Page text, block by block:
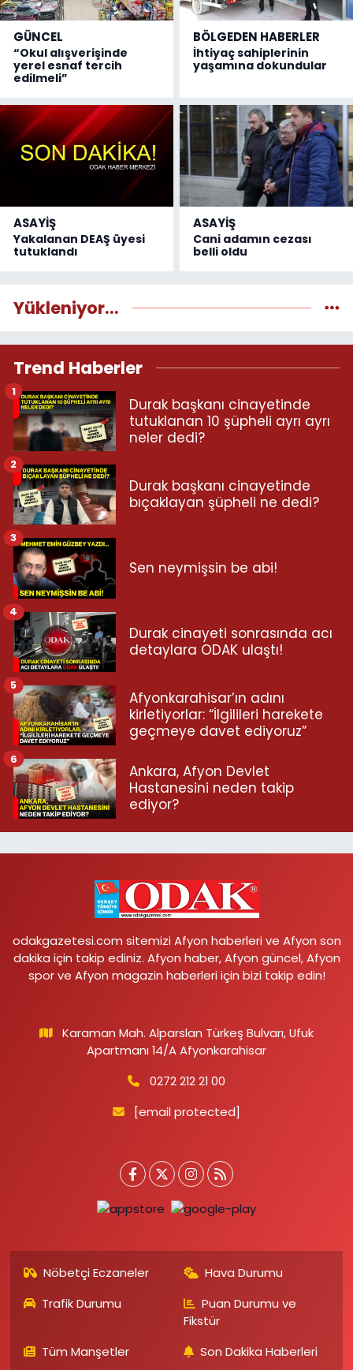
GÜNCEL
“Okul alışverişinde
yerel esnaf tercih
edilmeli”
BÖLGEDEN HABERLER
İhtiyaç sahiplerinin
yaşamına dokundular
ASAYİŞ
Yakalanan DEAŞ üyesi
tutuklandı
ASAYİŞ
Cani adamın cezası
belli oldu
Yükleniyor...
Trend Haberler
Durak başkanı cinayetinde
tutuklanan 10 şüpheli ayrı ayrı
neler dedi?
1
Durak başkanı cinayetinde
bıçaklayan şüpheli ne dedi?
2
Sen neymişsin be abi!
3
Durak cinayeti sonrasında acı
detaylara ODAK ulaştı!
4
Afyonkarahisar’ın adını
kirletiyorlar: “İlgilileri harekete
geçmeye davet ediyoruz”
5
Ankara, Afyon Devlet
Hastanesini neden takip
ediyor?
6
odakgazetesi.com sitemizi Afyon haberleri ve Afyon son
dakika için takip ediniz. Afyon haber, Afyon güncel, Afyon
spor ve Afyon magazin haberleri için bizi takip edin!
Karaman Mah. Alparslan Türkeş Bulvarı, Ufuk
Apartmanı 14/A Afyonkarahisar
0272 212 21 00
[email protected]
Nöbetçi Eczaneler
Hava Durumu
Trafik Durumu
Puan Durumu ve
Fikstür
Tüm Manşetler
Son Dakika Haberleri